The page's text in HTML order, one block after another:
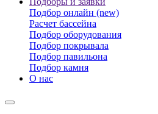
Подбор онлайн (new)
Расчет бассейна
Подбор оборудования
Подбор покрывала
Подбор павильона
Подбор камня
О нас